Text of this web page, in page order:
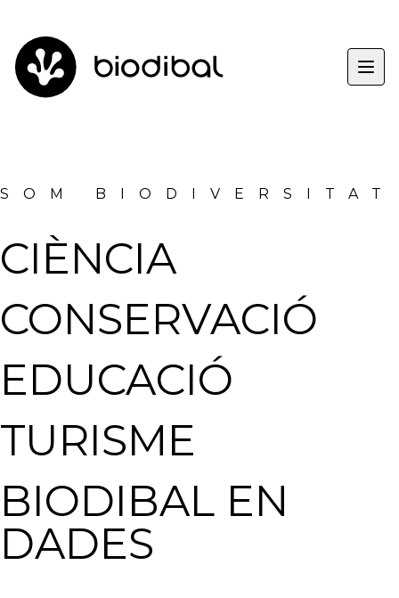
SOM BIODIVERSITAT
CIÈNCIA
CONSERVACIÓ
EDUCACIÓ
TURISME
BIODIBAL EN
DADES